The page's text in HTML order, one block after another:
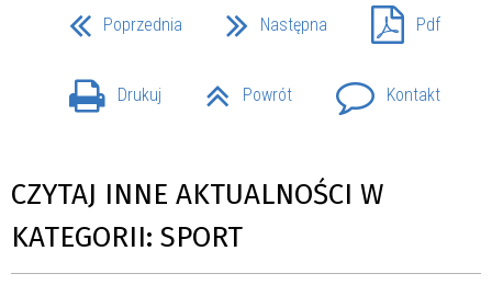
Poprzednia Następna Pdf
Drukuj Powrót Kontakt
CZYTAJ INNE AKTUALNOŚCI W
KATEGORII: SPORT